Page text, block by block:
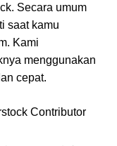
Secara umum
saat kamu
Kami
menggunakan
cepat.
Contributor